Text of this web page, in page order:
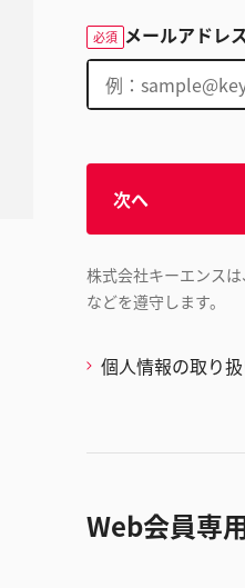
必須 メールアドレ
次へ
株式会社キーエンス
などを遵守します。
個人情報の取り
Web会員専